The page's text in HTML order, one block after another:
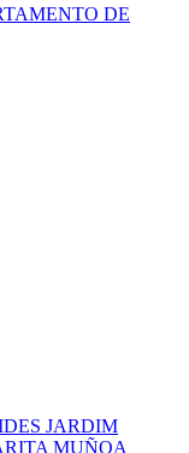
DE
JARDIM
MUÑOA